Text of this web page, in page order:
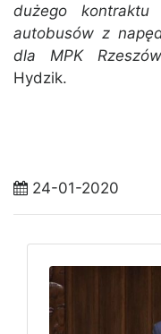
dużego
autobusów z
dla MPK Rzeszów
Hydzik.
24-01-2020